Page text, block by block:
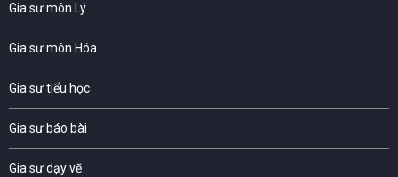
Gia sư môn Lý
Gia sư môn Hóa
Gia sư tiểu học
Gia sư báo bài
Gia sư dạy vẽ